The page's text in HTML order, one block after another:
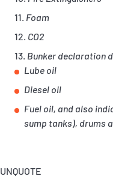
Foam
CO2
Bunker declaration
Lube oil
Diesel oil
Fuel oil, and also
sump tanks), drums
UNQUOTE